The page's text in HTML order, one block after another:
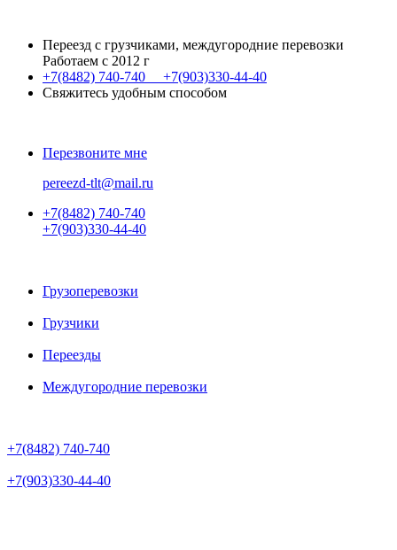
Переезд с грузчиками, междугородние перевозки
Работаем с 2012 г
+7(8482) 740-740 +7(903)330-44-40
Свяжитесь удобным способом
Перезвоните мне
pereezd-tlt@mail.ru
+7(8482) 740-740
+7(903)330-44-40
Грузоперевозки
Грузчики
Переезды
Междугородние перевозки
+7(8482) 740-740
+7(903)330-44-40